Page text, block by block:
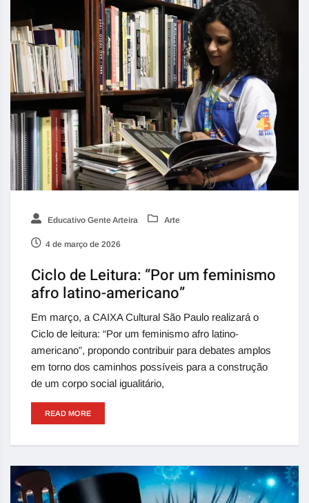
Educativo Gente Arteira Arte
4 de março de 2026
Ciclo de Leitura: “Por um feminismo
afro latino-americano”
Em março, a CAIXA Cultural São Paulo realizará o
Ciclo de leitura: “Por um feminismo afro latino-
americano”, propondo contribuir para debates amplos
em torno dos caminhos possíveis para a construção
de um corpo social igualitário,
READ MORE